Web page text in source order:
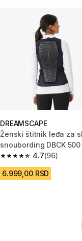
DREAMSCAPE
Ženski štitnik leđa za
snoubording DBCK 500
4.7
4.7 od 5 zvezdica
(96)
6.999,00 RSD